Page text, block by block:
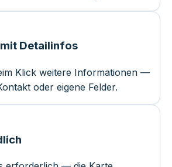
Detailinfos
Klick weitere Informationen —
oder eigene Felder.